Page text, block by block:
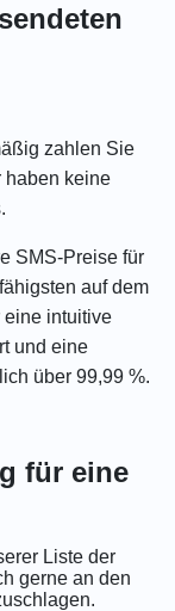
zahlen Sie
haben keine
SMS-Preise für
auf dem
eine intuitive
und eine
über 99,99 %.
für eine
Liste der
gerne an den